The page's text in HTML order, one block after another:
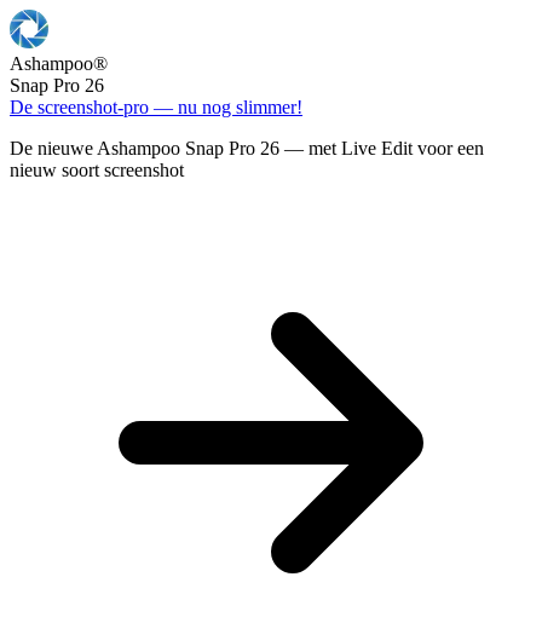
Ashampoo®
Snap Pro 26
De screenshot-pro — nu nog slimmer!
De nieuwe Ashampoo Snap Pro 26 — met Live Edit voor een
nieuw soort screenshot